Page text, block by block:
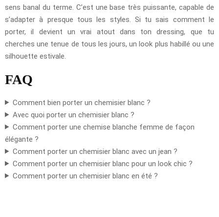
sens banal du terme. C’est une base très puissante, capable de
s’adapter à presque tous les styles. Si tu sais comment le
porter, il devient un vrai atout dans ton dressing, que tu
cherches une tenue de tous les jours, un look plus habillé ou une
silhouette estivale.
FAQ
Comment bien porter un chemisier blanc ?
Avec quoi porter un chemisier blanc ?
Comment porter une chemise blanche femme de façon
élégante ?
Comment porter un chemisier blanc avec un jean ?
Comment porter un chemisier blanc pour un look chic ?
Comment porter un chemisier blanc en été ?